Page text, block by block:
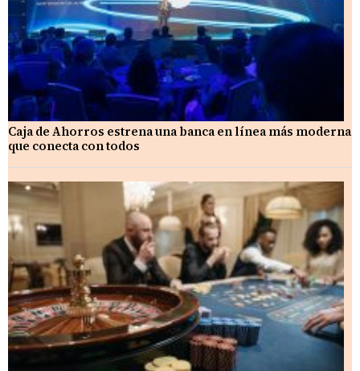
Caja de Ahorros estrena una banca en línea más moderna
que conecta con todos